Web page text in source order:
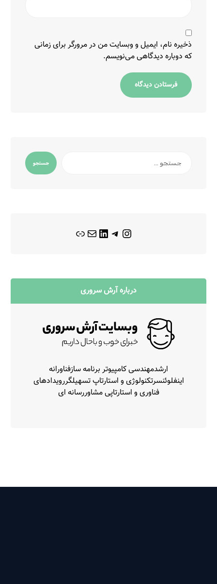
ذخیره نام، ایمیل و وبسایت من در مرورگر برای زمانی
که دوباره دیدگاهی می‌نویسم.
فرستادن دیدگاه
جستجو
درباره آرش سروری
ارشدمهندسی کامپیوتر برنامه سازفناورانه
اینفلوئنسرتکنولوژی و استارتاپ تسهیلگررویدادهای
فناوری و استارتاپی مشاوررسانه ای